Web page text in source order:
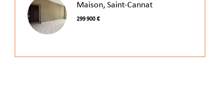
Maison, Saint-Cannat
299 900 €